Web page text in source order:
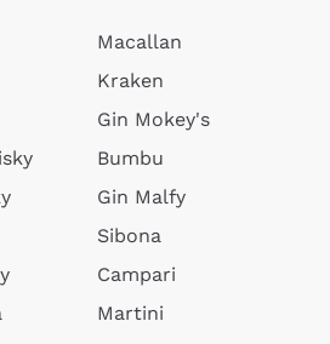
Macallan
Kraken
Gin Mokey's
Bumbu
Gin Malfy
Sibona
Campari
Martini